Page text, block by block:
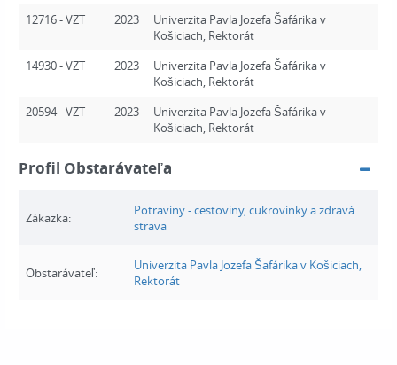
12716 - VZT
2023
Univerzita Pavla Jozefa Šafárika v
Košiciach, Rektorát
14930 - VZT
2023
Univerzita Pavla Jozefa Šafárika v
Košiciach, Rektorát
20594 - VZT
2023
Univerzita Pavla Jozefa Šafárika v
Košiciach, Rektorát
Profil Obstarávateľa
Zákazka:
Potraviny - cestoviny, cukrovinky a zdravá
strava
Obstarávateľ:
Univerzita Pavla Jozefa Šafárika v Košiciach,
Rektorát